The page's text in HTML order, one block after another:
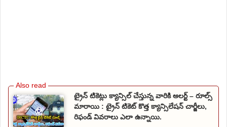
ట్రైన్ టికెట్లు క్యాన్సిల్ చేస్తున్న వారికి అలర్ట్ – రూల్స్
మారాయి : ట్రైన్ టికెట్ కొత్త క్యాన్సిలేషన్ చార్జీలు,
రిఫండ్ వివరాలు ఎలా ఉన్నాయి.